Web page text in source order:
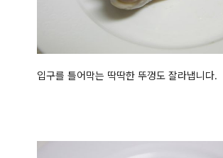
입구를 틀어막는 딱딱한 뚜껑도 잘라냅니다.